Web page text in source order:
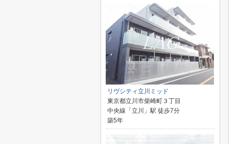
リヴシティ立川ミッド
東京都立川市柴崎町３丁目
中央線「立川」駅 徒歩7分
築5年